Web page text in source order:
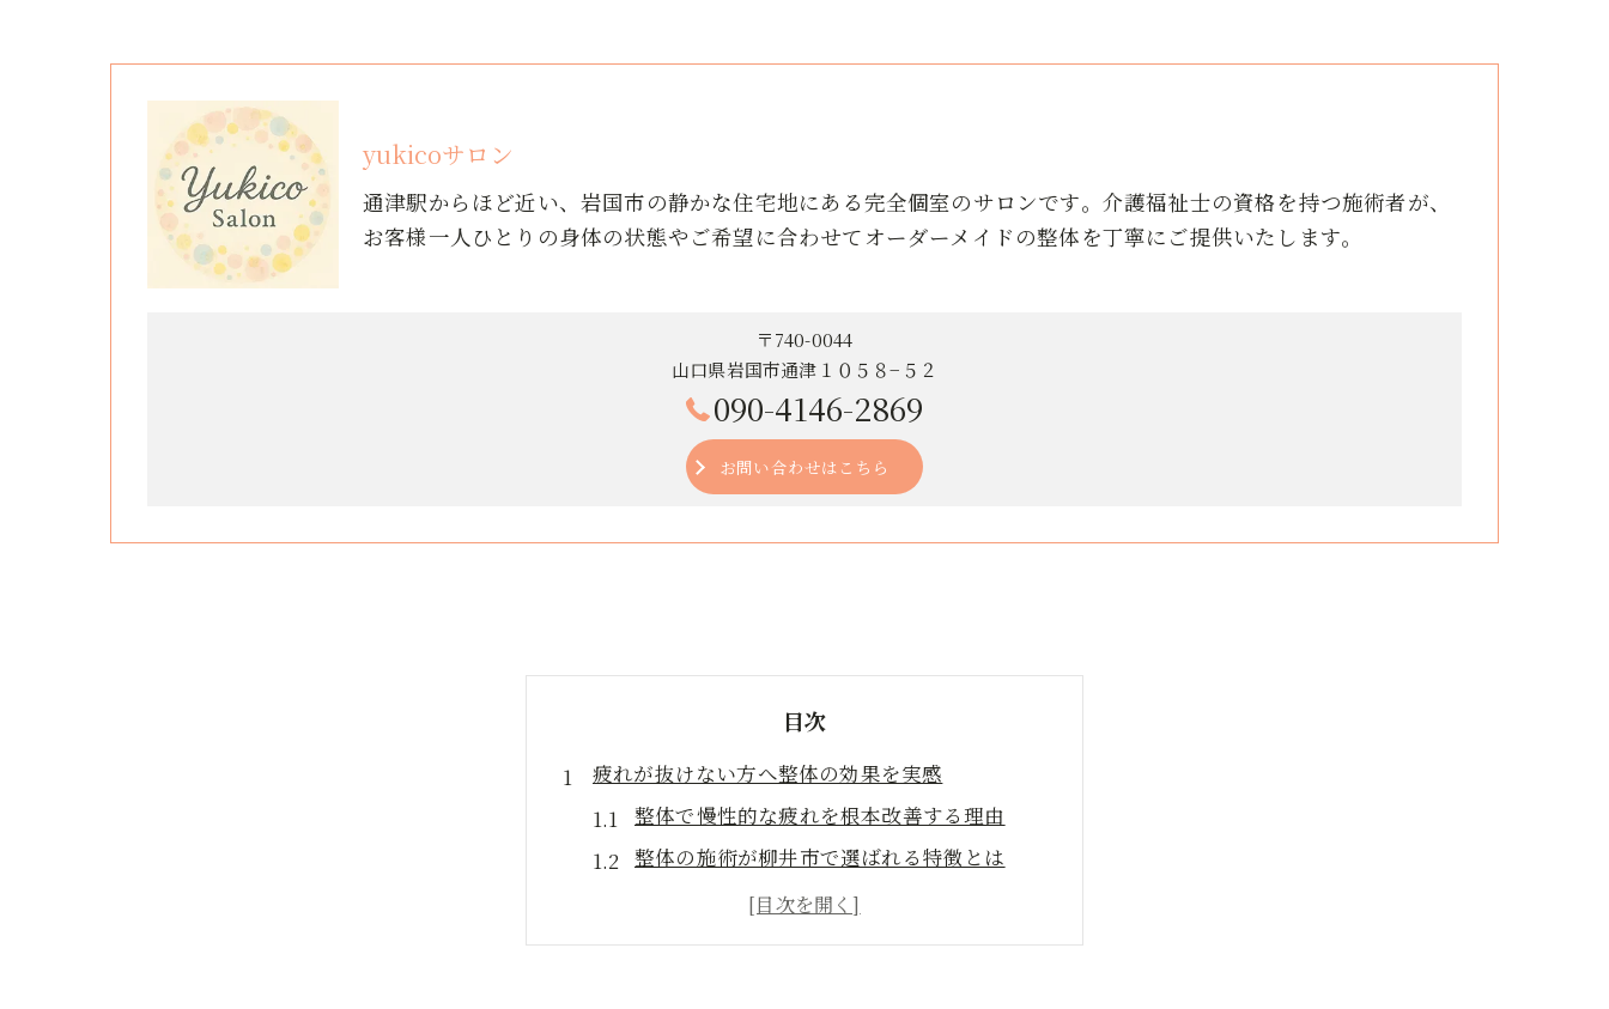
yukicoサロン
通津駅からほど近い、岩国市の静かな住宅地にある完全個室のサロンです。介護福祉士の資格を持つ施術者が、
お客様一人ひとりの身体の状態やご希望に合わせてオーダーメイドの整体を丁寧にご提供いたします。
〒740-0044
山口県岩国市通津１０５８−５２
090-4146-2869
お問い合わせはこちら
目次
疲れが抜けない方へ整体の効果を実感
整体で慢性的な疲れを根本改善する理由
整体の施術が柳井市で選ばれる特徴とは
身体のバランス調整で疲れにくい体作りへ
整体で感じるリラクゼーション効果の実際